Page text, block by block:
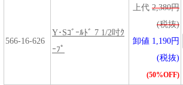
566-16-626
Y･Sｺﾞｰﾙﾄﾞ 7 1/2吋ｸ
ｰﾌﾟ
上代 2,380円
(税抜)
卸値 1,190円
(税抜)
(50%OFF)